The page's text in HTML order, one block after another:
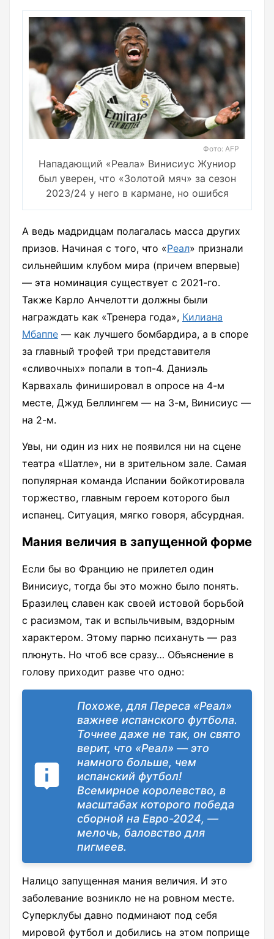
Фото: AFP
Нападающий «Реала» Винисиус Жуниор
был уверен, что «Золотой мяч» за сезон
2023/24 у него в кармане, но ошибся
А ведь мадридцам полагалась масса других
призов. Начиная с того, что «Реал» признали
сильнейшим клубом мира (причем впервые)
— эта номинация существует с 2021-го.
Также Карло Анчелотти должны были
награждать как «Тренера года», Килиана
Мбаппе — как лучшего бомбардира, а в споре
за главный трофей три представителя
«cливочных» попали в топ-4. Даниэль
Карвахаль финишировал в опросе на 4-м
месте, Джуд Беллингем — на 3-м, Винисиус —
на 2-м.
Увы, ни один из них не появился ни на сцене
театра «Шатле», ни в зрительном зале. Самая
популярная команда Испании бойкотировала
торжество, главным героем которого был
испанец. Ситуация, мягко говоря, абсурдная.
Мания величия в запущенной форме
Если бы во Францию не прилетел один
Винисиус, тогда бы это можно было понять.
Бразилец славен как своей истовой борьбой
с расизмом, так и вспыльчивым, вздорным
характером. Этому парню психануть — раз
плюнуть. Но чтоб все сразу… Объяснение в
голову приходит разве что одно:
Похоже, для Переса «Реал»
важнее испанского футбола.
Точнее даже не так, он свято
верит, что «Реал» — это
намного больше, чем
испанский футбол!
Всемирное королевство, в
масштабах которого победа
сборной на Евро-2024, —
мелочь, баловство для
пигмеев.
Налицо запущенная мания величия. И это
заболевание возникло не на ровном месте.
Суперклубы давно подминают под себя
мировой футбол и добились на этом поприще